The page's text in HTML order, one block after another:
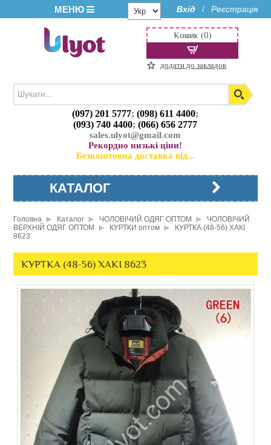
МЕНЮ Вхід / Реєстрація
(097) 201 5777;(098) 611 4400;
(093) 740 4400;(066) 656 2777
sales.ulyot@gmail.com
Рекордно низькі ціни!
Безкоштовна доставка від...
Кошик (0)
додати до закладок
КАТАЛОГ
Головна Каталог ЧОЛОВІЧИЙ ОДЯГ ОПТОМ
ЧОЛОВІЧИЙ
ВЕРХНІЙ ОДЯГ ОПТОМ
КУРТКИ оптом
КУРТКА (48-56) ХАКІ
8623
КУРТКА (48-56) ХАКІ 8623